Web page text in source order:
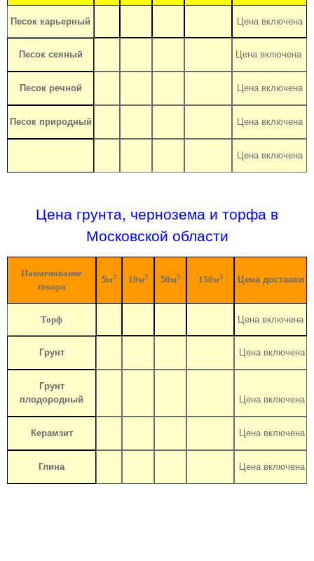
Песок карьерный Цена включена
Песок сеяный Цена включена
Песок речной Цена включена
Песок природный Цена включена
Цена включена
Цена грунта, чернозема и торфа в
Московской области
Наименование
товара
5м3 10м3 50м3 150м3 Цена доставки
Торф Цена включена
Грунт Цена включена
Грунт
плодородный
Цена включена
Керамзит Цена включена
Глина Цена включена